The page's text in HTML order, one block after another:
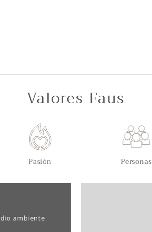
Valores Faus
Pasión Personas
ambiente